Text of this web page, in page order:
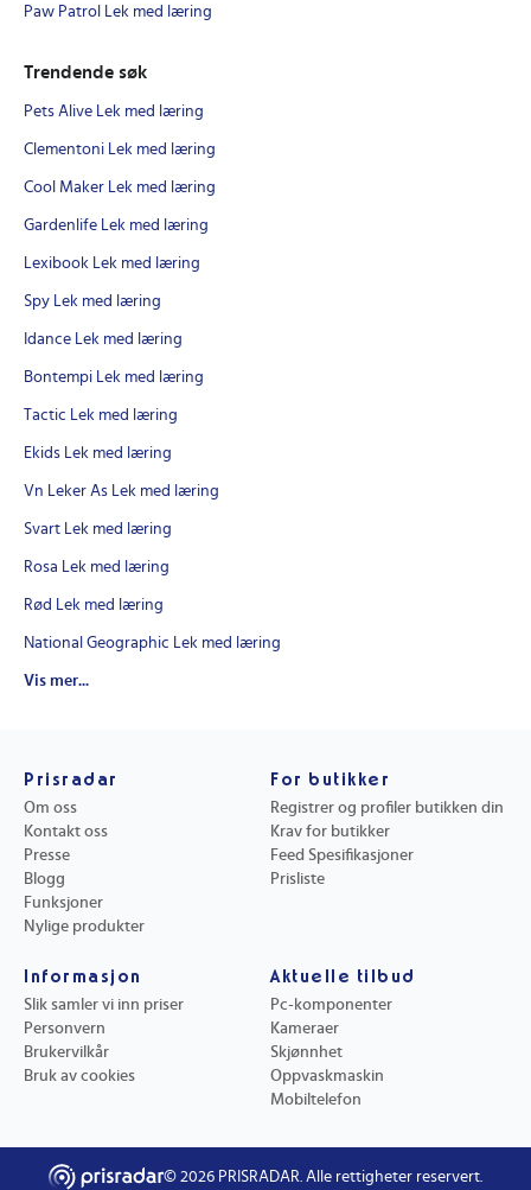
Paw Patrol Lek med læring
Trendende søk
Pets Alive Lek med læring
Clementoni Lek med læring
Cool Maker Lek med læring
Gardenlife Lek med læring
Lexibook Lek med læring
Spy Lek med læring
Idance Lek med læring
Bontempi Lek med læring
Tactic Lek med læring
Ekids Lek med læring
Vn Leker As Lek med læring
Svart Lek med læring
Rosa Lek med læring
Rød Lek med læring
National Geographic Lek med læring
Gul Lek med læring
4M Lek med læring
Playshifu Lek med læring
Learning Resources Lek med læring
Myfirst Lek med læring
Vis mer...
Prisradar
Om oss
Kontakt oss
Presse
Blogg
Funksjoner
Nylige produkter
For butikker
Registrer og profiler butikken din
Krav for butikker
Feed Spesifikasjoner
Prisliste
Informasjon
Slik samler vi inn priser
Personvern
Brukervilkår
Bruk av cookies
Aktuelle tilbud
Pc-komponenter
Kameraer
Skjønnhet
Oppvaskmaskin
Mobiltelefon
© 2026 PRISRADAR. Alle rettigheter reservert.